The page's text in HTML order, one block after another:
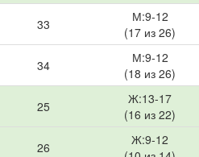
33
М:9-12
(17 из 26)
34
М:9-12
(18 из 26)
25
Ж:13-17
(16 из 22)
26
Ж:9-12